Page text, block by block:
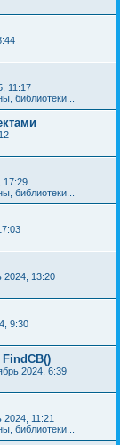
11:17
библиотеки...
17:29
библиотеки...
2024, 13:20
9:30
2024, 6:39
2024, 11:21
библиотеки...